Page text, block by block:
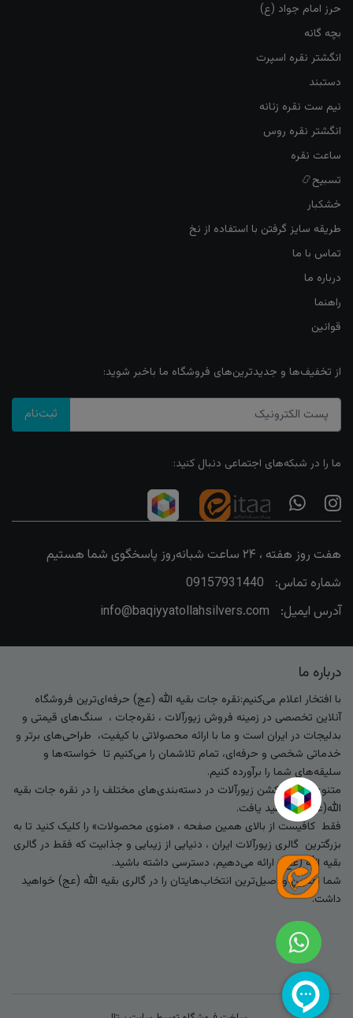
حرز امام جواد (ع)
بچه گانه
انگشتر نقره اسپرت
دستبند
نیم ست نقره زنانه
انگشتر نقره روس
ساعت نقره
تسبیح📿
خشکبار
طریقه سایز گرفتن با استفاده از نخ
تماس با ما
درباره ما
راهنما
قوانین
از تخفیف‌ها و جدیدترین‌های فروشگاه ما باخبر شوید:
ثبت‌نام
ما را در شبکه‌های اجتماعی دنبال کنید:
هفت روز هفته ، ۲۴ ساعت شبانه‌روز پاسخگوی شما هستیم
شماره تماس:
09157931440
آدرس ایمیل:
info@baqiyyatollahsilvers.com
درباره ما
با افتخار اعلام می‌کنیم:نقره جات بقیه الله (عج) حرفه‌ای‌ترین فروشگاه
آنلاین تخصصی در زمینه فروش زیورآلات ، نقره‌جات ، سنگ‌های قیمتی و
بدلیجات در ایران است و ما با ارائه محصولاتی با کیفیت، طراحی‌های برتر و
خدماتی شخصی و حرفه‌ای، تمام تلاشمان را می‌کنیم تا خواسته‌ها و
سلیقه‌های شما را برآورده کنیم.
متنوع‌ترین کالکشن زیورآلات در دسته‌بندی‌های مختلف را در نقره جات بقیه
الله(عج) خواهید یافت.
فقط کافیست از بالای همین صفحه ، «منوی محصولات» را کلیک کنید تا به
بزرگترین گالری زیورآلات ایران ، دنیایی از زیبایی و جذابیت که فقط در گالری
بقیه الله (عج) ارائه می‌دهیم، دسترسی داشته باشید.
شما بهترین و اصیل‌ترین انتخاب‌هایتان را در گالری بقیه الله (عج) خواهید
داشت.